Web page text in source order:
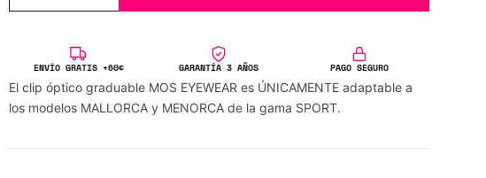
ENVÍO GRATIS +60€ GARANTÍA 3 AÑOS PAGO SEGURO
El clip óptico graduable MOS EYEWEAR es ÚNICAMENTE adaptable a
los modelos MALLORCA y MENORCA de la gama SPORT.